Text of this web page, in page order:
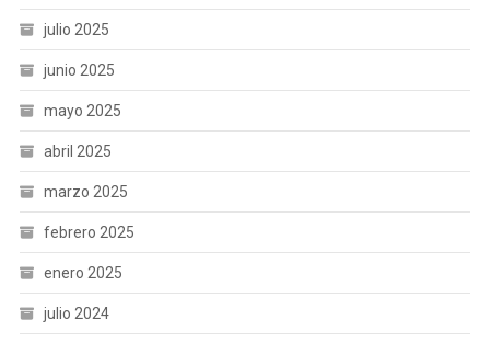
julio 2025
junio 2025
mayo 2025
abril 2025
marzo 2025
febrero 2025
enero 2025
julio 2024